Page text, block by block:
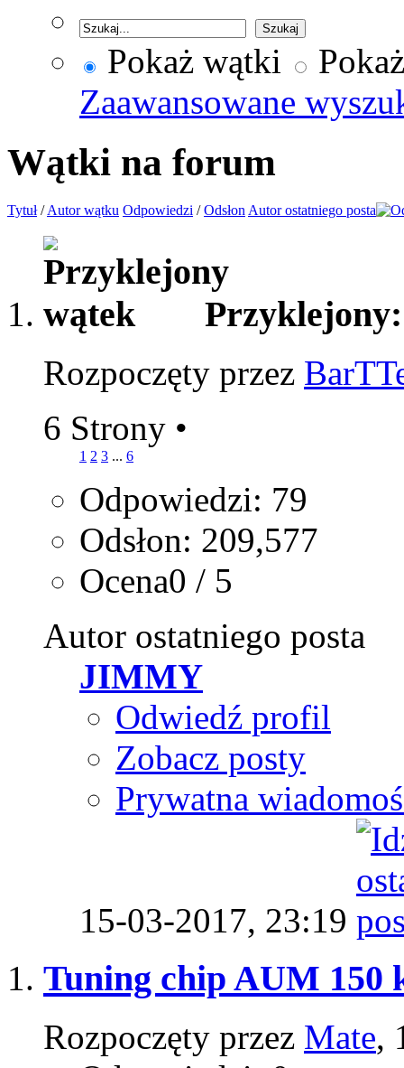
Pokaż wątki
Zaawansowane
Wątki na forum
Tytuł/Autor wątku Odpowiedzi /Odsłon Autor ostatniego posta
Rozpoczęty przez
6 Strony •
1 2 3 ... 6
Odpowiedzi: 79
Odsłon: 209,577
Ocena0 / 5
Autor ostatniego posta
JIMMY
Odwiedź profil
Zobacz posty
Prywatna
15-03-2017, 23:19
Tuning chip AUM 150
Rozpoczęty przez Mate,